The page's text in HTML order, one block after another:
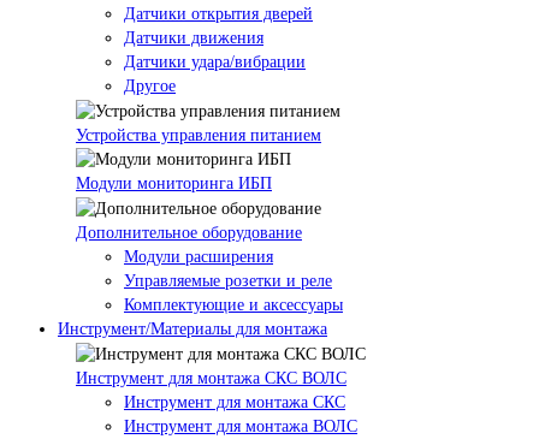
Датчики открытия дверей
Датчики движения
Датчики удара/вибрации
Другое
Устройства управления питанием
Модули мониторинга ИБП
Дополнительное оборудование
Модули расширения
Управляемые розетки и реле
Комплектующие и аксессуары
Инструмент/Материалы для монтажа
Инструмент для монтажа СКС ВОЛС
Инструмент для монтажа СКС
Инструмент для монтажа ВОЛС